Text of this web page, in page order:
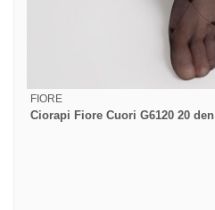
FIORE
Ciorapi Fiore Cuori G6120 20 den